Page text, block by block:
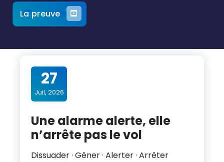
La preuve
27
Juil, 2026
Une alarme alerte, elle
n’arrête pas le vol
Dissuader · Gêner · Alerter · Arrêter